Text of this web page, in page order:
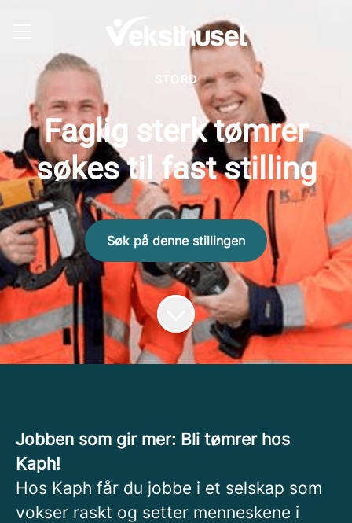
STORD
Faglig sterk tømrer
søkes til fast stilling
Søk på denne stillingen
Jobben som gir mer: Bli tømrer hos
Kaph!
Hos Kaph får du jobbe i et selskap som
vokser raskt og setter menneskene i